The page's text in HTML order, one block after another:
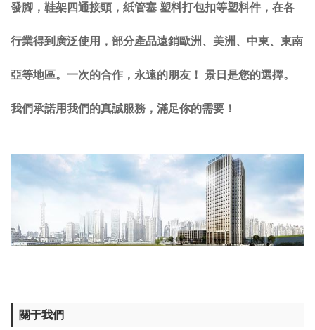
發腳，鞋架四通接頭，紙管塞 塑料打包扣等塑料件，在各
行業得到廣泛使用，部分產品遠銷歐洲、美洲、中東、東南
亞等地區。一次的合作，永遠的朋友！ 景日是您的選擇。
我們承諾用我們的真誠服務，滿足你的需要！
關于我們